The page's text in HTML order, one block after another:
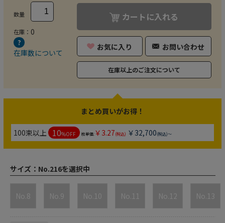
数量
在庫： 0
在庫数について
カートに入れる
お気に入り お問い合わせ
在庫以上のご注文について
まとめ買いがお得！
100束以上 10%OFF 枚単価:￥3.27(税込) ￥32,700(税込)～
サイズ： No.216を選択中
No.8 No.9 No.10 No.11 No.12 No.13